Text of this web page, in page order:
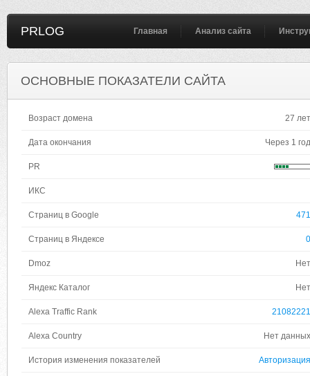
PRLOG Главная Анализ сайта
ОСНОВНЫЕ ПОКАЗАТЕЛИ САЙТА
Возраст домена 27 лет
Дата окончания Через 1 год
PR
ИКС
Страниц в Google 471
Страниц в Яндексе 0
Dmoz Нет
Яндекс Каталог Нет
Alexa Traffic Rank 21082221
Alexa Country Нет данных
История изменения показателей Авторизация